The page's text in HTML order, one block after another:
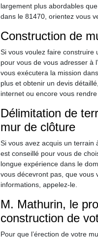
largement plus abordables
dans le 81470, orientez vous
Construction de
Si vous voulez faire construire
pour vous de vous adresser à
vous exécutera la mission
plus et obtenir un devis
internet ou encore vous
Délimitation de
mur de clôture
Si vous avez acquis un terrain
est conseillé pour vous de
longue expérience dans le
vous décevront pas, que vous
informations, appelez-le.
M. Mathurin, le
construction de
Pour que l’érection de votre